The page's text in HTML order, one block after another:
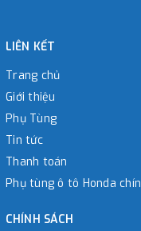
LIÊN KẾT
Trang chủ
Giới thiệu
Phụ Tùng
Tin tức
Thanh toán
Phụ tùng ô tô Honda
CHÍNH SÁCH